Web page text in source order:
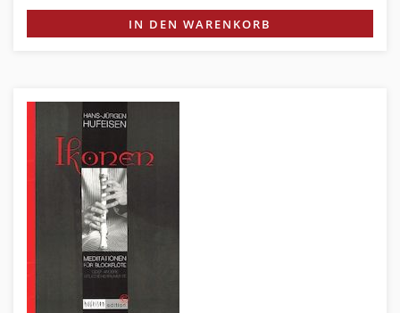
IN DEN WARENKORB